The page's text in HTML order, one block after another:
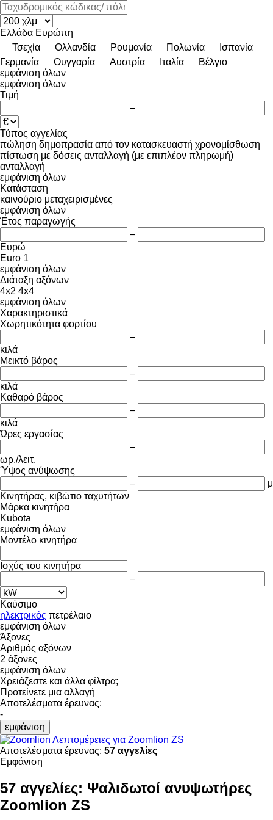
Ελλάδα Ευρώπη
Τσεχία
Ολλανδία Ρουμανία Πολωνία
Ισπανία
Γερμανία
Ουγγαρία Αυστρία Ιταλία
Βέλγιο
εμφάνιση όλων
εμφάνιση όλων
Τιμή
–
Τύπος αγγελίας
πώληση δημοπρασία από τον κατασκευαστή χρονομίσθωση
πίστωση με δόσεις ανταλλαγή (με επιπλέον πληρωμή)
ανταλλαγή
εμφάνιση όλων
Κατάσταση
καινούριο μεταχειρισμένες
εμφάνιση όλων
Έτος παραγωγής
–
Ευρώ
Euro 1
εμφάνιση όλων
Διάταξη αξόνων
4x2 4x4
εμφάνιση όλων
Χαρακτηριστικά
Χωρητικότητα φορτίου
–
κιλά
Μεικτό βάρος
–
κιλά
Καθαρό βάρος
–
κιλά
Ώρες εργασίας
–
ωρ./λειτ.
Ύψος ανύψωσης
–
μ
Κινητήρας, κιβώτιο ταχυτήτων
Μάρκα κινητήρα
Kubota
εμφάνιση όλων
Μοντέλο κινητήρα
Ισχύς του κινητήρα
–
Καύσιμο
ηλεκτρικός πετρέλαιο
εμφάνιση όλων
Άξονες
Αριθμός αξόνων
2 άξονες
εμφάνιση όλων
Χρειάζεστε και άλλα φίλτρα;
Προτείνετε μια αλλαγή
Αποτελέσματα έρευνας:
-
εμφάνιση
Λεπτομέρειες για Zoomlion ZS
Αποτελέσματα έρευνας: 57 αγγελίες
Εμφάνιση
57 αγγελίες: Ψαλιδωτοί ανυψωτήρες
Zoomlion ZS